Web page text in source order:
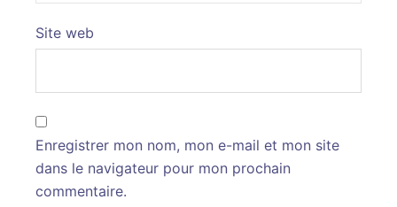
Site web
Enregistrer mon nom, mon e-mail et mon site
dans le navigateur pour mon prochain
commentaire.